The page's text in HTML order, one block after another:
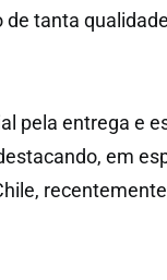
tanta
pela entrega e
em